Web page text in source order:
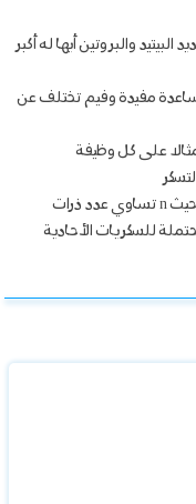
والبروتين أيها له أكبر
مفيدة وفيم تختلف عن
على كل وظيفة
احسب اذا كان لأحد الكربوهيدرات متشكل محتمل حيث n تساوي عدد ذرات
للسكريات الأحادية